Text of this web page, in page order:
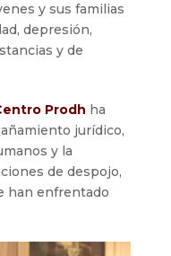
y sus familias
depresión,
y de
Prodh ha
jurídico,
y la
de despojo,
han enfrentado